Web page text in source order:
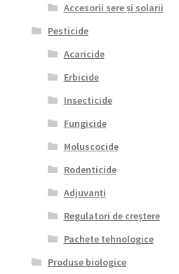
Accesorii sere și solarii
Pesticide
Acaricide
Erbicide
Insecticide
Fungicide
Moluscocide
Rodenticide
Adjuvanți
Regulatori de creștere
Pachete tehnologice
Produse biologice